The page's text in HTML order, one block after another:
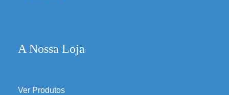
A Nossa Loja
Ver Produtos